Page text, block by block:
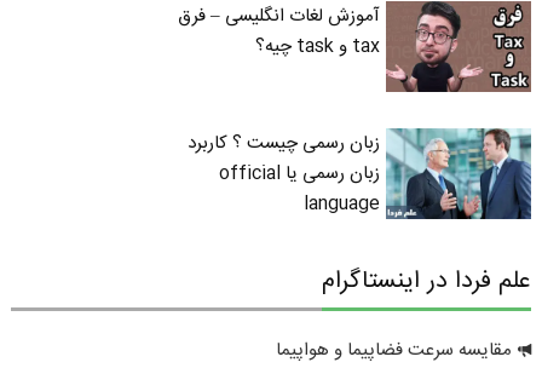
آموزش لغات انگلیسی – فرق
tax و task چیه؟
زبان رسمی چیست ؟ کاربرد
زبان رسمی یا official
language
علم فردا در اینستاگرام
مقایسه سرعت فضاپیما و هواپیما